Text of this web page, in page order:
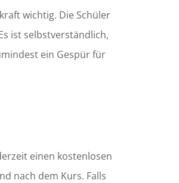
wichtig. Die Schüler
ist selbstverständlich,
ein Gespür für
einen kostenlosen
nach dem Kurs. Falls